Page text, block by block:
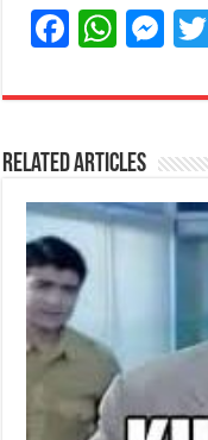
F
c
e
b
o
o
k
W
at
s
A
p
M
ss
n
g
e
Related Articles